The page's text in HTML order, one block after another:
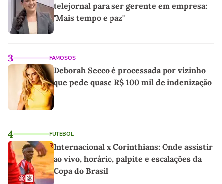
telejornal para ser gerente em empresa:
"Mais tempo e paz"
3 FAMOSOS
Deborah Secco é processada por vizinho
que pede quase R$ 100 mil de indenização
4 FUTEBOL
Internacional x Corinthians: Onde assistir
ao vivo, horário, palpite e escalações da
Copa do Brasil